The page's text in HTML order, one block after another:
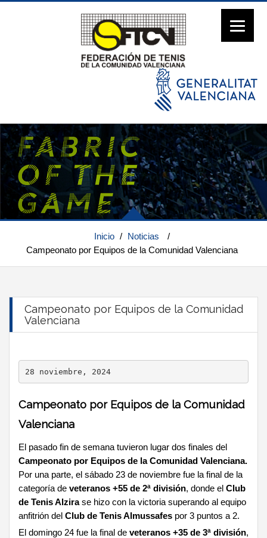
Inicio / Noticias
/
Campeonato por Equipos de la Comunidad Valenciana
Campeonato por Equipos de la Comunidad
Valenciana
28 noviembre, 2024
Campeonato por Equipos de la Comunidad
Valenciana
El pasado fin de semana tuvieron lugar dos finales del
Campeonato por Equipos de la Comunidad Valenciana.
Por una parte, el sábado 23 de noviembre fue la final de la
categoría de veteranos +55 de 2ª división, donde el Club
de Tenis Alzirase hizo con la victoria superando al equipo
anfitrión del Club de Tenis Almussafes por 3 puntos a 2.
El domingo 24 fue la final de veteranos +35 de 3ª división,